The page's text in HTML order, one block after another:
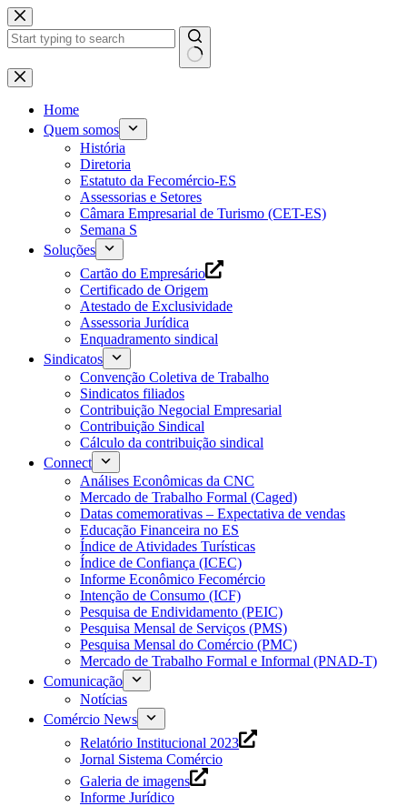
Pular
para
o
Home
Quem somos
História
Diretoria
Estatuto da Fecomércio-ES
Assessorias e Setores
Câmara Empresarial de Turismo (CET-ES)
Semana S
Soluções
Cartão do Empresário
Certificado de Origem
Atestado de Exclusividade
Assessoria Jurídica
Enquadramento sindical
Sindicatos
Convenção Coletiva de Trabalho
Sindicatos filiados
Contribuição Negocial Empresarial
Contribuição Sindical
Cálculo da contribuição sindical
Connect
Análises Econômicas da CNC
Mercado de Trabalho Formal (Caged)
Datas comemorativas – Expectativa de vendas
Educação Financeira no ES
Índice de Atividades Turísticas
Índice de Confiança (ICEC)
Informe Econômico Fecomércio
Intenção de Consumo (ICF)
Pesquisa de Endividamento (PEIC)
Pesquisa Mensal de Serviços (PMS)
Pesquisa Mensal do Comércio (PMC)
Mercado de Trabalho Formal e Informal (PNAD-T)
Comunicação
Notícias
Comércio News
Relatório Institucional 2023
Jornal Sistema Comércio
Galeria de imagens
Informe Jurídico